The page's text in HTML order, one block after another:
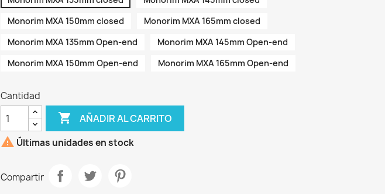
Monorim MXA 150mm closed
Monorim MXA 165mm closed
Monorim MXA 135mm Open-end
Monorim MXA 145mm Open-end
Monorim MXA 150mm Open-end
Monorim MXA 165mm Open-end
Cantidad
 AÑADIR AL CARRITO
 Últimas unidades en stock
Compartir